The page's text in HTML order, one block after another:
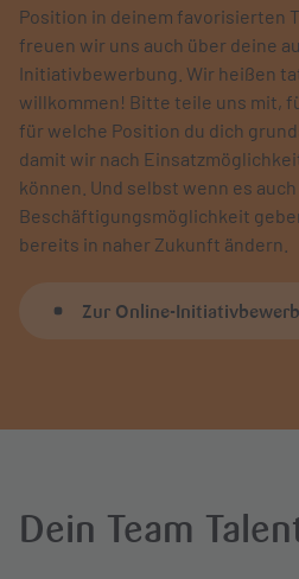
Position in deinem favorisierten
freuen wir uns auch über deine
Initiativbewerbung. Wir heißen
willkommen! Bitte teile uns mit,
für welche Position du dich
damit wir nach
können. Und selbst wenn es
Beschäftigungsmöglichkeit
bereits in naher Zukunft ändern.
Zur Online-
Dein Team